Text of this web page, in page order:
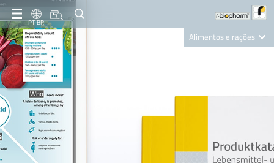
PT-BR
Alimentos e rações
Nutrition Care